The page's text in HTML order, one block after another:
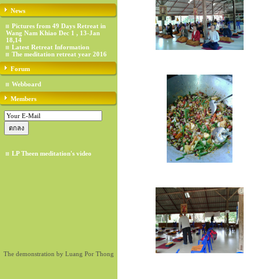
News
Pictures from 49 Days Retreat in
Wang Nam Khiao Dec 1 , 13-Jan
18,14
Latest Retreat Information
The meditation retreat year 2016
Forum
Webboard
Members
LP Theen meditation's video
The demonstration by Luang Por Thong